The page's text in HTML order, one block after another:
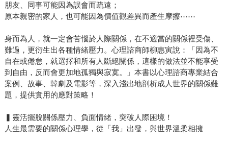
朋友、同事可能因為誤會而疏遠；
原本親密的家人，也可能因為價值觀差異而產生摩擦⋯⋯
身而為人，就一定會苦惱於人際關係，在不適當的關係裡受傷、
難過，更衍生出各種情緒壓力。心理諮商師柳惠寅說：「因為不
自在或倦怠，就選擇和所有人斷絕關係，這樣的做法並不能享受
到自由，反而會更加地孤獨與寂寞。」本書以心理諮商專業結合
案例、故事、韓劇及電影等，深入淺出地剖析成人世界的關係難
題，提供實用的應對策略！
▍靈活擺脫關係壓力、負面情緒，突破人際困境！
人生最需要的關係心理學，從「我」出發，與世界溫柔相擁